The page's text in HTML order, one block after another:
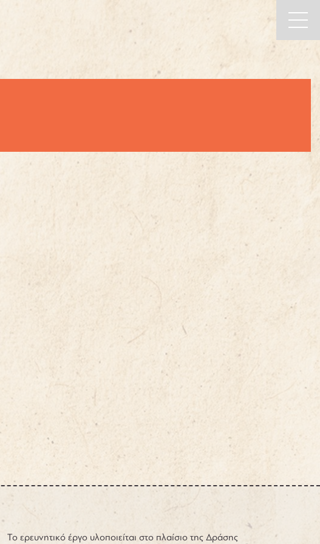
Το ερευνητικό έργο υλοποιείται στο πλαίσιο της Δράσης